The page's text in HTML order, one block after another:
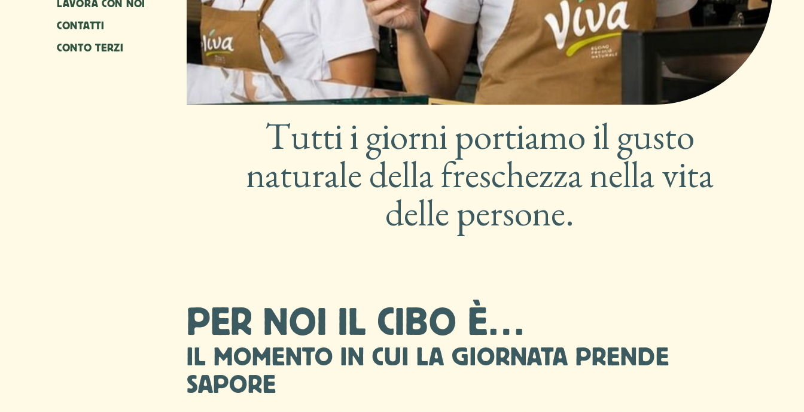
LAVORA CON NOI
CONTATTI
CONTO TERZI
Tutti i giorni portiamo il gusto
naturale della freschezza nella vita
delle persone.
PER NOI IL CIBO È…
IL MOMENTO IN CUI LA GIORNATA PRENDE
SAPORE